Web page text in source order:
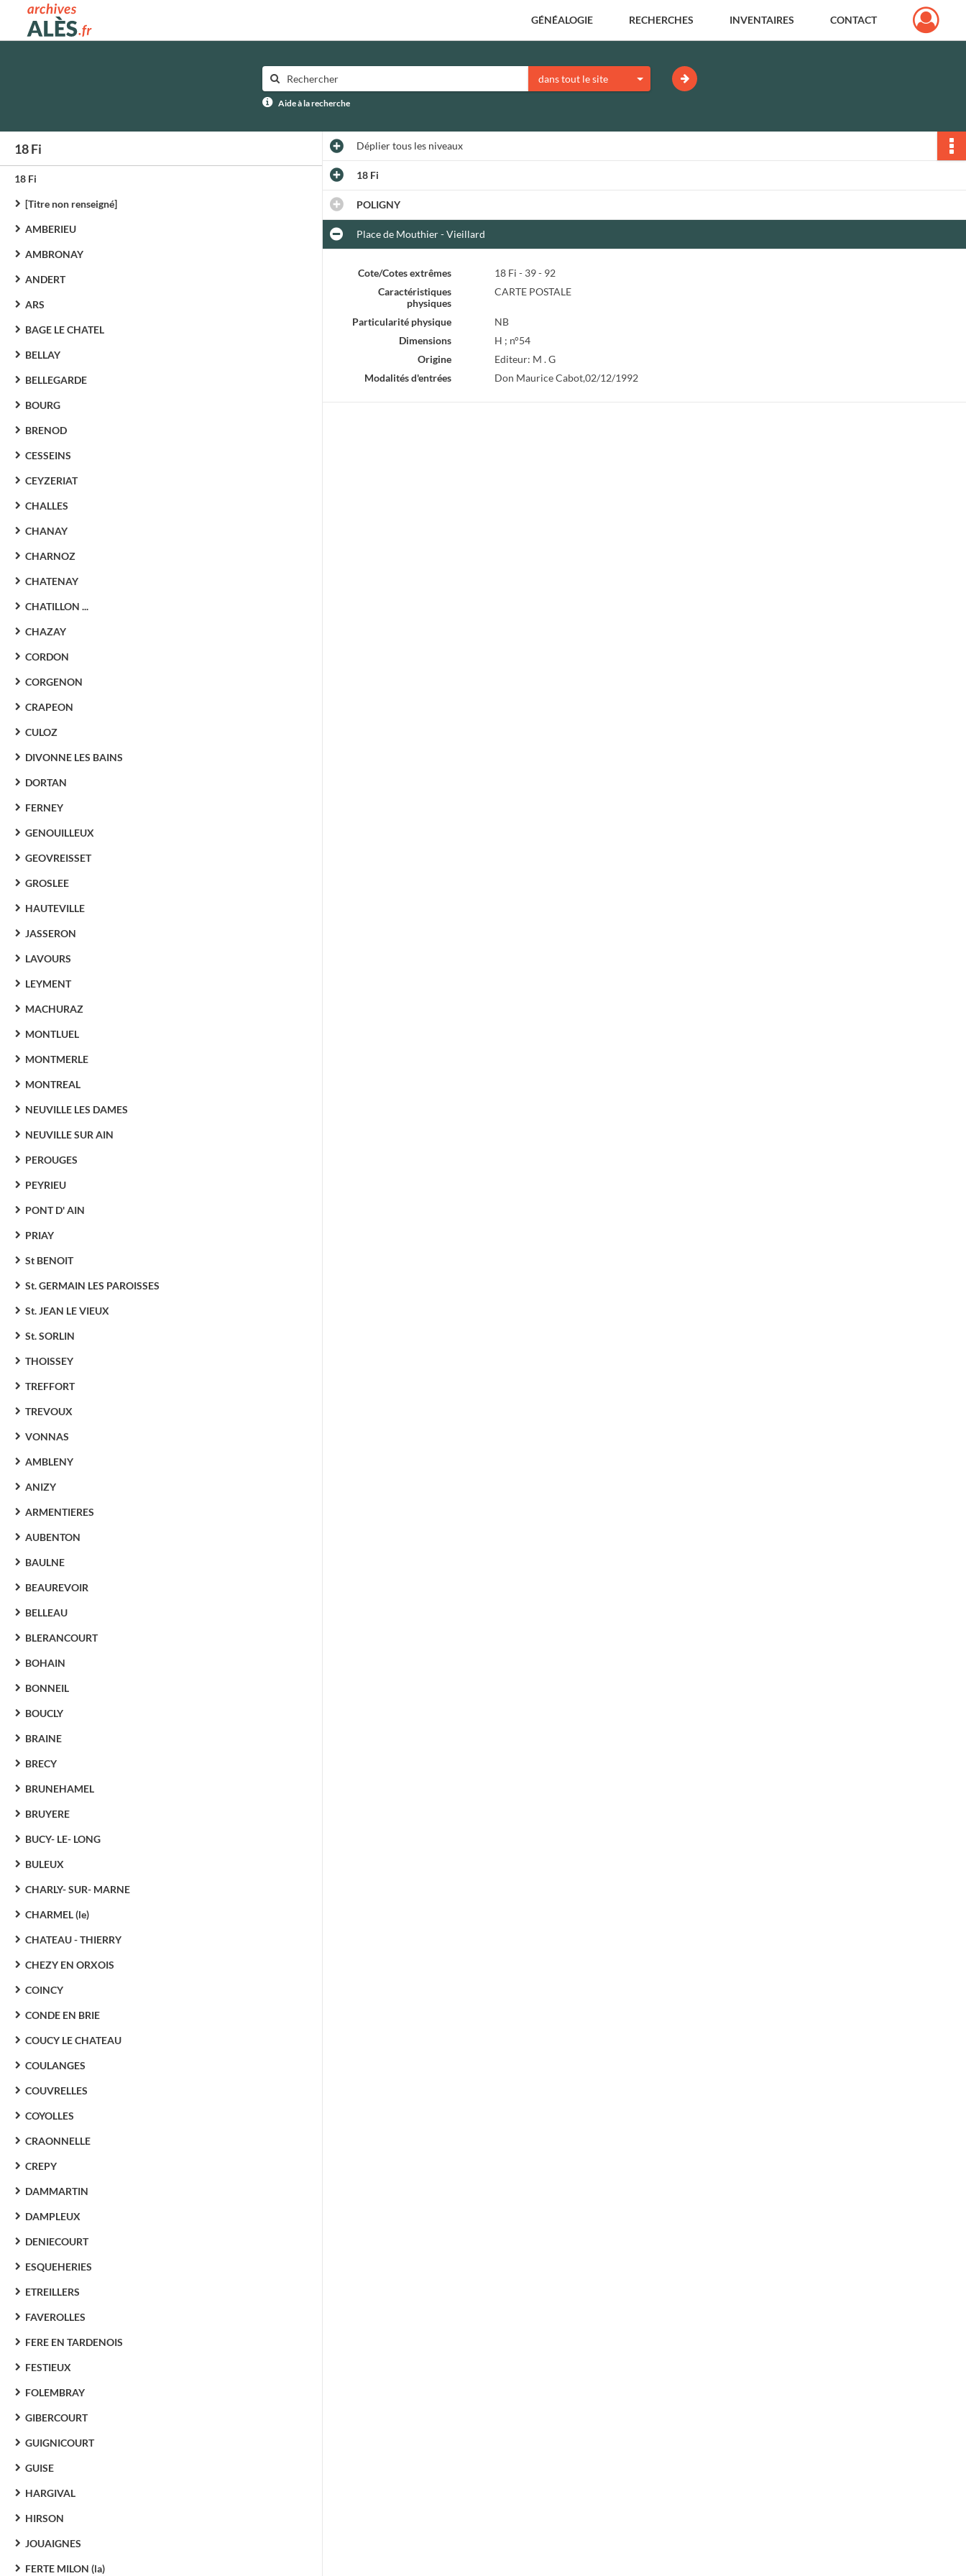
Archives municipales d'Alès GÉNÉALOGIE RECHERCHES INVENTAIRES CONTACT
dans tout le site
Aide à la recherche
18 Fi
18 Fi
[Titre non renseigné]
AMBERIEU
AMBRONAY
ANDERT
ARS
BAGE LE CHATEL
BELLAY
BELLEGARDE
BOURG
BRENOD
CESSEINS
CEYZERIAT
CHALLES
CHANAY
CHARNOZ
CHATENAY
CHATILLON ...
CHAZAY
CORDON
CORGENON
CRAPEON
CULOZ
DIVONNE LES BAINS
DORTAN
FERNEY
GENOUILLEUX
GEOVREISSET
GROSLEE
HAUTEVILLE
JASSERON
LAVOURS
LEYMENT
MACHURAZ
MONTLUEL
MONTMERLE
MONTREAL
NEUVILLE LES DAMES
NEUVILLE SUR AIN
PEROUGES
PEYRIEU
PONT D' AIN
PRIAY
St BENOIT
St. GERMAIN LES PAROISSES
St. JEAN LE VIEUX
St. SORLIN
THOISSEY
TREFFORT
TREVOUX
VONNAS
AMBLENY
ANIZY
ARMENTIERES
AUBENTON
BAULNE
BEAUREVOIR
BELLEAU
BLERANCOURT
BOHAIN
BONNEIL
BOUCLY
BRAINE
BRECY
BRUNEHAMEL
BRUYERE
BUCY- LE- LONG
BULEUX
CHARLY- SUR- MARNE
CHARMEL (le)
CHATEAU - THIERRY
CHEZY EN ORXOIS
COINCY
CONDE EN BRIE
COUCY LE CHATEAU
COULANGES
COUVRELLES
COYOLLES
CRAONNELLE
CREPY
DAMMARTIN
DAMPLEUX
DENIECOURT
ESQUEHERIES
ETREILLERS
FAVEROLLES
FERE EN TARDENOIS
FESTIEUX
FOLEMBRAY
GIBERCOURT
GUIGNICOURT
GUISE
HARGIVAL
HIRSON
JOUAIGNES
FERTE MILON (la)
Dépliertous les niveaux
18 Fi
POLIGNY
Place de Mouthier - Vieillard
Cote/Cotes extrêmes
18 Fi - 39 - 92
Caractéristiques
physiques
CARTE POSTALE
Particularité physique
NB
Dimensions
H ; n°54
Origine
Editeur: M . G
Modalités d'entrées
Don Maurice Cabot,02/12/1992